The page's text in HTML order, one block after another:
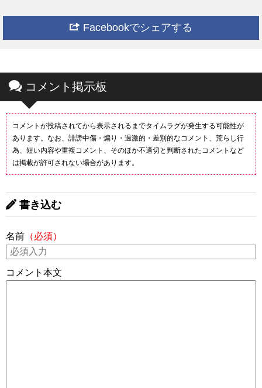
Facebookでシェアする
コメント掲示板
コメントが投稿されてから表示されるまでタイムラグが発生する可能性が
あります。なお、誹謗中傷・煽り・過激的・差別的なコメント、荒らし行
為、短い内容や重複コメント、そのほか不適切と判断されたコメントなど
は掲載が許可されない場合があります。
書き込む
名前 （必須）
コメント本文